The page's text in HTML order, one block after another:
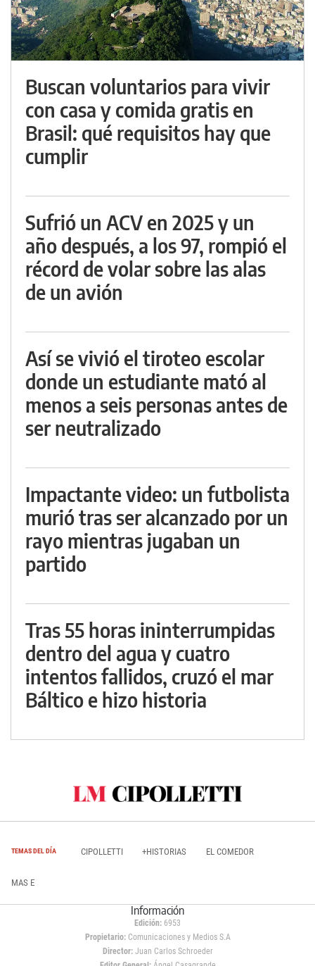
Buscan voluntarios para vivir
con casa y comida gratis en
Brasil: qué requisitos hay que
cumplir
Sufrió un ACV en 2025 y un
año después, a los 97, rompió el
récord de volar sobre las alas
de un avión
Así se vivió el tiroteo escolar
donde un estudiante mató al
menos a seis personas antes de
ser neutralizado
Impactante video: un futbolista
murió tras ser alcanzado por un
rayo mientras jugaban un
partido
Tras 55 horas ininterrumpidas
dentro del agua y cuatro
intentos fallidos, cruzó el mar
Báltico e hizo historia
TEMAS DEL DÍA CIPOLLETTI +HISTORIAS EL COMEDOR
MAS E
Información
Edición: 6953
Propietario:Comunicaciones y Medios S.A
Director: Juan Carlos Schroeder